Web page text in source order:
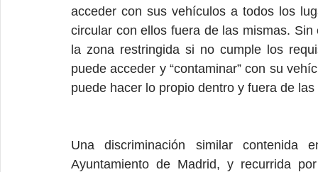
acceder con sus vehículos a todos los
circular con ellos fuera de las mismas.
la zona restringida si no cumple los
puede acceder y “contaminar” con su
puede hacer lo propio dentro y fuera de
Una discriminación similar contenida
Ayuntamiento de Madrid, y recurrida